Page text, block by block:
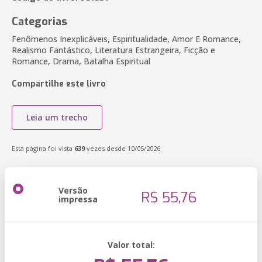
Categorias
Fenômenos Inexplicáveis, Espiritualidade, Amor E Romance,
Realismo Fantástico, Literatura Estrangeira, Ficção e
Romance, Drama, Batalha Espiritual
Compartilhe este livro
Leia um trecho
Esta página foi vista 639vezes desde 10/05/2026
Versão
impressa R$ 55,76
Valor total: